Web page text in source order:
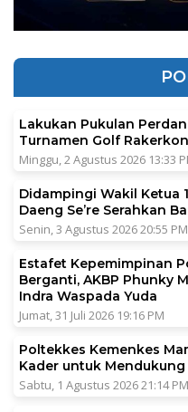
Lakukan Pukulan
Turnamen Golf
Minggu, 2 Agustus 2026 13:33
Didampingi Wakil Ketua
Daeng Se’re Serahkan
Senin, 3 Agustus 2026 20:55 PM
Estafet Kepemimpinan
Berganti, AKBP Phunky
Indra Waspada Yuda
Jumat, 31 Juli 2026 19:16 PM
Poltekkes Kemenkes
Kader untuk Mendukung
Sabtu, 1 Agustus 2026 21:14 PM